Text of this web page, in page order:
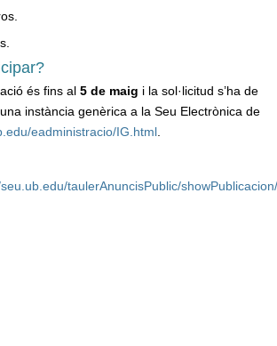
és fins al 5 de maig i la sol·licitud s’ha de
instància genèrica a la Seu Electrònica de
eadministracio/IG.html.
taulerAnuncisPublic/